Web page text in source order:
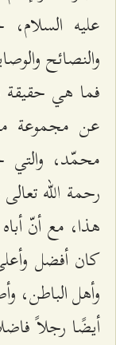
عليه
والنصائح
فما هي حقيقة
عن مجموعة من
محمّد، والتي
رحمة الله
هذا، مع أنّ
كان أفضل
وأهل الباطن،
أيضًا رجلاً